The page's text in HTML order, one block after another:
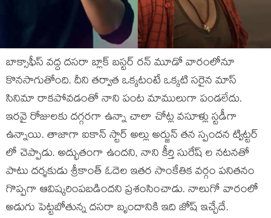
బాక్సాఫీస్ వద్ద దసరా బ్లాక్ బస్టర్ రన్ మూడో వారంలోనూ
కొనసాగుతోంది. దీని తర్వాత ఒక్కటంటే ఒక్కటి సరైన మాస్
సినిమా రాకపోవడంతో నాని పంట మాములుగా పండలేదు.
ఇరవై రోజులకు దగ్గరగా ఉన్నా చాలా చోట్ల వసూళ్లు స్టడీగా
ఉన్నాయి. తాజాగా ఐకాన్ స్టార్ అల్లు అర్జున్ తన స్పందన ట్విట్టర్
లో చెప్పాడు. అద్భుతంగా ఉందని, నాని కీర్తి సురేష్ ల నటనతో
పాటు దర్శకుడు శ్రీకాంత్ ఓదెల ఇతర సాంకేతిక వర్గం పనితనం
గొప్పగా ఆవిష్కరింపబడిందని ప్రశంసించాడు. నాలుగో వారంలో
అడుగు పెట్టబోతున్న దసరా బృందానికి ఇది జోష్ ఇచ్చేదే.